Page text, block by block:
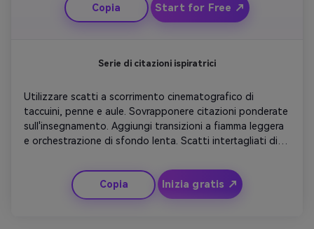
salutano addio. Tienilo giocoso e perfettamente
loopable per TikTok.
Copia Start for Free ↗
Serie di citazioni ispiratrici
Utilizzare scatti a scorrimento cinematografico di
taccuini, penne e aule. Sovrapponere citazioni ponderate
sull'insegnamento. Aggiungi transizioni a fiamma leggera
e orchestrazione di sfondo lenta. Scatti intertagliati di
con una chiamata brillante: 'Celebrate Learning –
Celebrate Teachers Day'. Ideale per le istituzioni
educative che pubblicano sui social media.
Copia Inizia gratis ↗